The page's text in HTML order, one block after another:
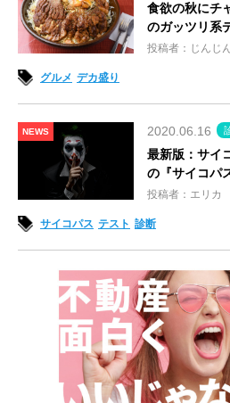
食欲の秋にチ
のガッツリ系
投稿者：じんじ
グルメ デカ盛り
NEWS 2020.06.16
最新版：サイ
の『サイコパ
投稿者：エリカ
サイコパス テスト 診断